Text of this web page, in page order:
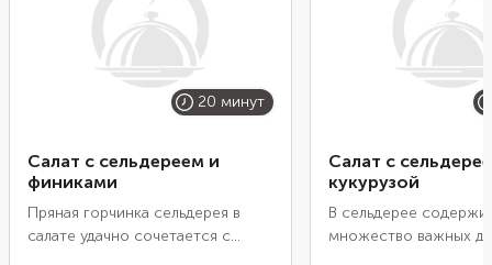
20 минут
Салат с сельдереем и
финиками
Пряная горчинка сельдерея в
салате удачно сочетается с
Салат с
кукурузой
В сельдерее
множество важных